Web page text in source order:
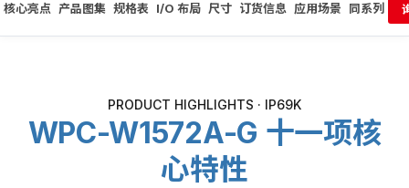
核心亮点 产品图集 规格表 I/O 布局 尺寸 订货信息 应用场景 同系列
PRODUCT HIGHLIGHTS · IP69K
WPC-W1572A-G 十一项核
心特性